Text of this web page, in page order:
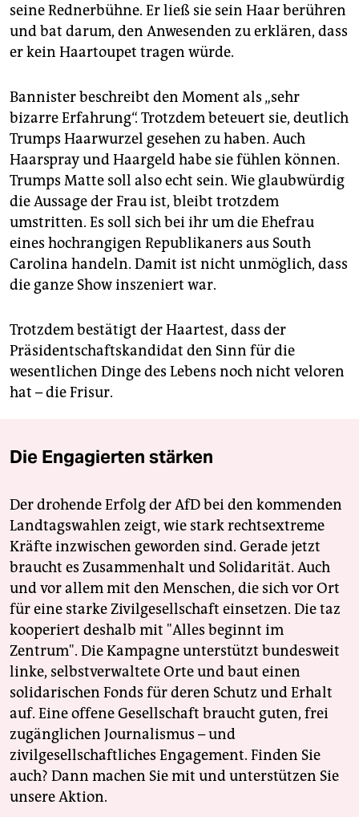
abo
genossenschaft
seine Rednerbühne. Er ließ sie sein Haar berühren
und bat darum, den Anwesenden zu erklären, dass
er kein Haartoupet tragen würde.
Bannister beschreibt den Moment als „sehr
bizarre Erfahrung“. Trotzdem beteuert sie, deutlich
Trumps Haarwurzel gesehen zu haben. Auch
Haarspray und Haargeld habe sie fühlen können.
Trumps Matte soll also echt sein. Wie glaubwürdig
die Aussage der Frau ist, bleibt trotzdem
umstritten. Es soll sich bei ihr um die Ehefrau
eines hochrangigen Republikaners aus South
Carolina handeln. Damit ist nicht unmöglich, dass
die ganze Show inszeniert war.
Trotzdem bestätigt der Haartest, dass der
Präsidentschaftskandidat den Sinn für die
wesentlichen Dinge des Lebens noch nicht veloren
hat – die Frisur.
Die Engagierten stärken
Der drohende Erfolg der AfD bei den kommenden
Landtagswahlen zeigt, wie stark rechtsextreme
Kräfte inzwischen geworden sind. Gerade jetzt
braucht es Zusammenhalt und Solidarität. Auch
und vor allem mit den Menschen, die sich vor Ort
für eine starke Zivilgesellschaft einsetzen. Die taz
kooperiert deshalb mit "Alles beginnt im
Zentrum". Die Kampagne unterstützt bundesweit
linke, selbstverwaltete Orte und baut einen
solidarischen Fonds für deren Schutz und Erhalt
auf. Eine offene Gesellschaft braucht guten, frei
zugänglichen Journalismus – und
zivilgesellschaftliches Engagement. Finden Sie
auch? Dann machen Sie mit und unterstützen Sie
unsere Aktion.